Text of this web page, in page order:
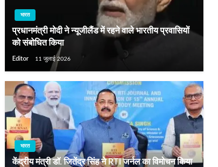
भारत
प्रधानमंत्री मोदी ने न्यूजीलैंड में रहने वाले भारतीय प्रवासियों
को संबोधित किया
Editor 11 जुलाई 2026
भारत
केंद्रीय मंत्री डॉ. जितेंद्र सिंह ने RTI जर्नल का विमोचन किया